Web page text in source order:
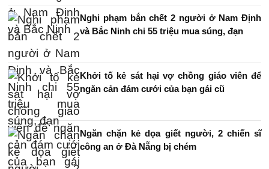
Nghi phạm bắn chết 2 người ở Nam Định
và Bắc Ninh chi 55 triệu mua súng, đạn
Khởi tố kẻ sát hại vợ chồng giáo viên để
ngăn cản đám cưới của bạn gái cũ
Ngăn chặn kẻ dọa giết người, 2 chiến sĩ
công an ở Đà Nẵng bị chém